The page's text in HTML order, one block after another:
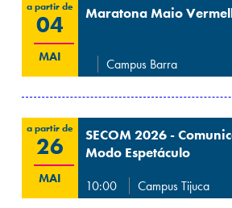
a partir de
04
MAI
Maratona Maio
Campus Barra
a partir de
26
MAI
SECOM 2026 -
Modo Espetáculo
10:00 Campus Tijuca